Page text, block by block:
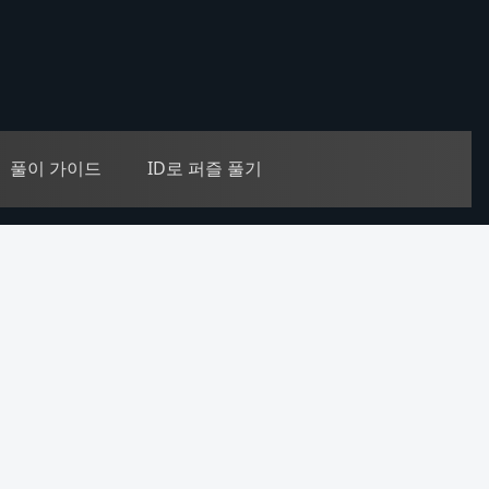
풀이 가이드 ID로 퍼즐 풀기